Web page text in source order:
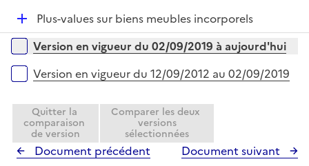
e
r
D
é
p
e
r
Plus-values sur biens meubles incorporels
Versions sur la période
Version en vigueur du 02/09/2019 à aujourd'hui
Version en vigueur du 12/09/2012 au 02/09/2019
Quitter la
comparaison
de version
Comparer les deux
versions
sélectionnées
Document précédent Document suivant